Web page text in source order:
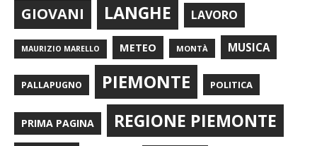
GIOVANI LANGHE LAVORO
MAURIZIO MARELLO METEO MONTÀ MUSICA
PALLAPUGNO PIEMONTE POLITICA
PRIMA PAGINA REGIONE PIEMONTE